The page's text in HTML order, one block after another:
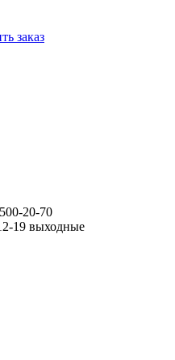
заказ
20-70
19 выходные